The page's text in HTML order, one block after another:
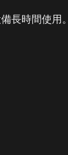
長時間使用。